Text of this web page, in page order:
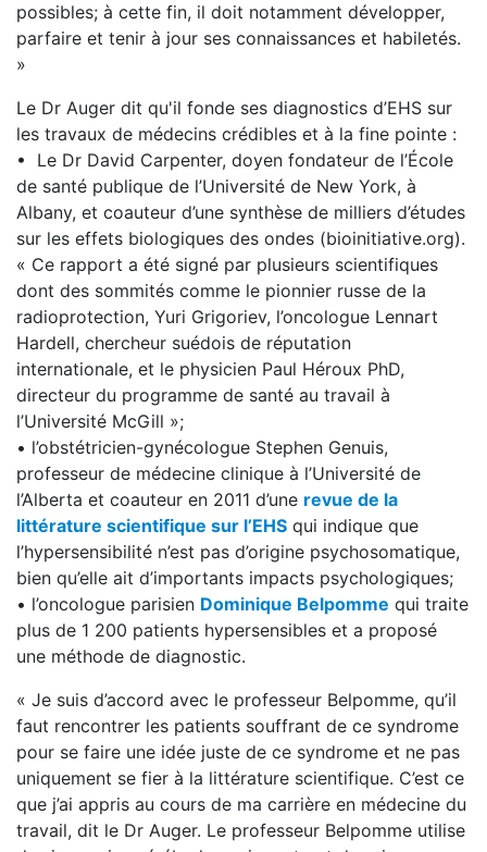
possibles; à cette fin, il doit notamment développer,
parfaire et tenir à jour ses connaissances et habiletés.
»
Le Dr Auger dit qu'il fonde ses diagnostics d’EHS sur
les travaux de médecins crédibles et à la fine pointe :
• Le Dr David Carpenter, doyen fondateur de l’École
de santé publique de l’Université de New York, à
Albany, et coauteur d’une synthèse de milliers d’études
sur les effets biologiques des ondes (bioinitiative.org).
« Ce rapport a été signé par plusieurs scientifiques
dont des sommités comme le pionnier russe de la
radioprotection, Yuri Grigoriev, l’oncologue Lennart
Hardell, chercheur suédois de réputation
internationale, et le physicien Paul Héroux PhD,
directeur du programme de santé au travail à
l’Université McGill »;
• l’obstétricien-gynécologue Stephen Genuis,
professeur de médecine clinique à l’Université de
l’Alberta et coauteur en 2011 d’une revue de la
littérature scientifique sur l’EHS qui indique que
l’hypersensibilité n’est pas d’origine psychosomatique,
bien qu’elle ait d’importants impacts psychologiques;
• l’oncologue parisien Dominique Belpomme qui traite
plus de 1 200 patients hypersensibles et a proposé
une méthode de diagnostic.
« Je suis d’accord avec le professeur Belpomme, qu’il
faut rencontrer les patients souffrant de ce syndrome
pour se faire une idée juste de ce syndrome et ne pas
uniquement se fier à la littérature scientifique. C’est ce
que j’ai appris au cours de ma carrière en médecine du
travail, dit le Dr Auger. Le professeur Belpomme utilise